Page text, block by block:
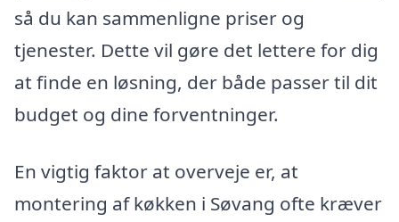
så du kan sammenligne priser og
tjenester. Dette vil gøre det lettere for dig
at finde en løsning, der både passer til dit
budget og dine forventninger.
En vigtig faktor at overveje er, at
montering af køkken i Søvang ofte kræver